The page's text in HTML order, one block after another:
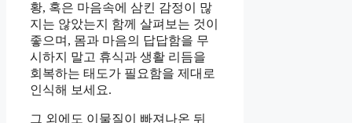
황, 혹은 마음속에 삼킨 감정이 많
지는 않았는지 함께 살펴보는 것이
좋으며, 몸과 마음의 답답함을 무
시하지 말고 휴식과 생활 리듬을
회복하는 태도가 필요함을 제대로
인식해 보세요.
그 외에도 이물질이 빠져나온 뒤